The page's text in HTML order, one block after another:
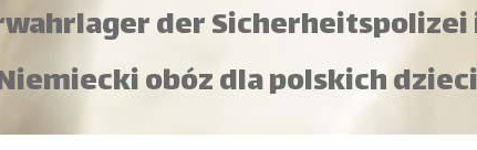
der
obóz dla polskich dzieci